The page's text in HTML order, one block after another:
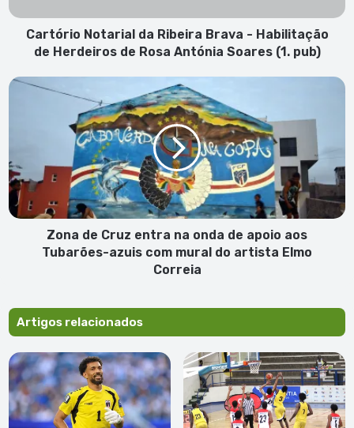
Herdeiros
Soares
Cartório Notarial da Ribeira Brava - Habilitação
de Herdeiros de Rosa Antónia Soares (1. pub)
Zona
onda
de
apoio
aos
Tubarões-
artista
Elmo
Zona de Cruz entra na onda de apoio aos
Tubarões-azuis com mural do artista Elmo
Correia
Artigos relacionados